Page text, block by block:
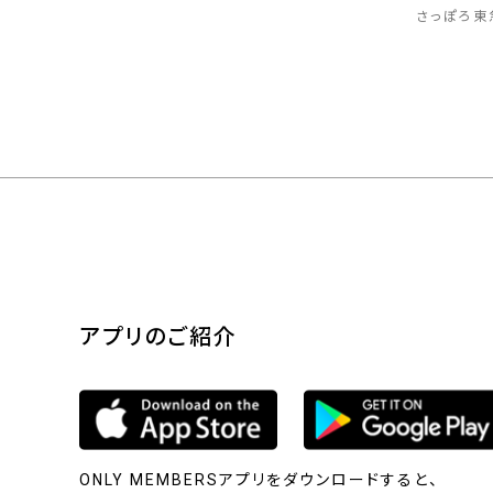
さっぽろ東
アプリのご紹介
ONLY MEMBERSアプリをダウンロードすると、